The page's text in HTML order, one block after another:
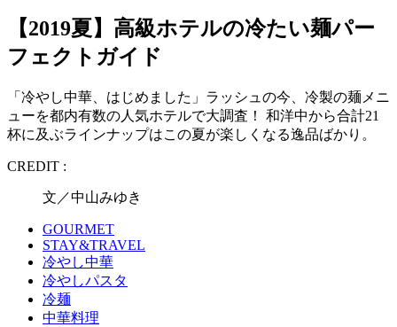
【2019夏】高級ホテルの冷たい麺パー
フェクトガイド
「冷やし中華、はじめました」ラッシュの今、冷製の麺メニ
ューを都内有数の人気ホテルで大調査！ 和洋中から合計21
杯に及ぶラインナップはこの夏が楽しくなる逸品ばかり。
CREDIT :
文／中山みゆき
GOURMET
STAY&TRAVEL
冷やし中華
冷やしパスタ
冷麺
中華料理